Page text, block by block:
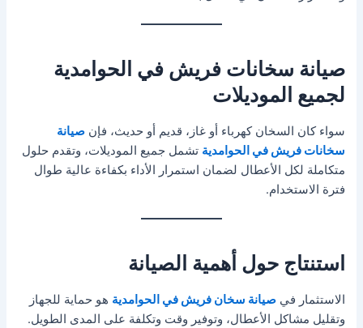
صيانة سخانات فريش في الحوامدية
لجميع الموديلات
سواء كان السخان كهرباء أو غاز، قديم أو حديث، فإنصيانة
سخانات فريش في الحوامدية تشمل جميع الموديلات، وتقدم حلول
متكاملة لكل الأعطال لضمان استمرار الأداء بكفاءة عالية طوال
فترة الاستخدام.
استنتاج حول أهمية الصيانة
الاستثمار فيصيانة سخان فريش في الحوامدية هو حماية للجهاز
وتقليل مشاكل الأعطال، وتوفير وقت وتكلفة على المدى الطويل.